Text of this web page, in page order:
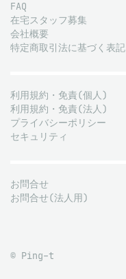
FAQ
在宅スタッフ募集
会社概要
特定商取引法に基づく表記
利用規約・免責(個人)
利用規約・免責(法人)
プライバシーポリシー
セキュリティ
お問合せ
お問合せ(法人用)
© Ping-t